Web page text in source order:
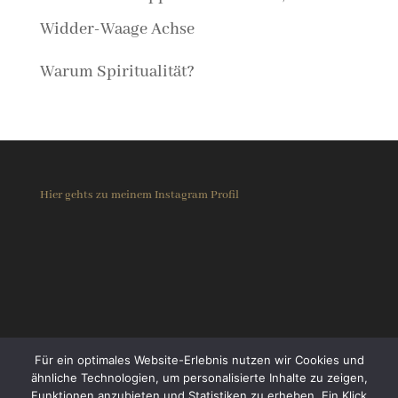
Widder-Waage Achse
Warum Spiritualität?
Hier gehts zu meinem Instagram Profil
Für ein optimales Website-Erlebnis nutzen wir Cookies und
ähnliche Technologien, um personalisierte Inhalte zu zeigen,